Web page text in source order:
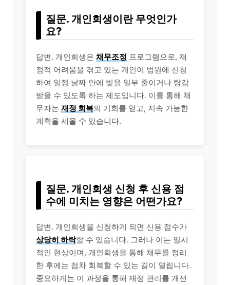
질문. 개인회생이란 무엇인가
요?
답변. 개인회생은 채무조정 프로그램으로, 재
정적 어려움을 겪고 있는 개인이 법원에 신청
하여 일정 날짜 안에 빚을 일부 줄이거나 탕감
받을 수 있도록 하는 제도입니다. 이를 통해 채
무자는 재정 회복의 기회를 얻고, 지속 가능한
계획을 세울 수 있습니다.
질문. 개인회생 신청 후 신용 점
수에 미치는 영향은 어떤가요?
답변. 개인회생을 신청하게 되면 신용 점수가
상당히 하락할 수 있습니다. 그러나 이는 일시
적인 현상이며, 개인회생을 통해 채무를 정리
한 후에는 점차 회복할 수 있는 길이 열립니다.
중요하게는 이 과정을 통해 재정 관리를 개선